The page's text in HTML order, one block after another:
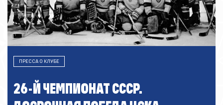
ПРЕССА О КЛУБЕ
26-Й ЧЕМПИОНАТ СССР.